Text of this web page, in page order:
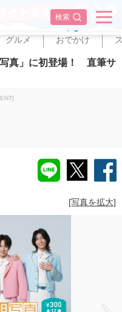
検索
✕
グルメ おでかけ
真」に初登場！ 直筆サ
[写真を拡大]